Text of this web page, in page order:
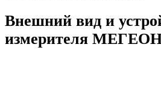
Внешний вид и
измерителя МЕГЕОН